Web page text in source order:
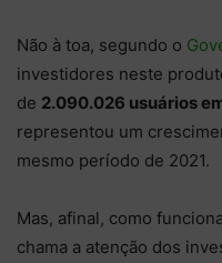
Não à toa, segundo o
investidores neste
de 2.090.026 usuários
representou um
mesmo período de 2021.
Mas, afinal, como
chama a atenção dos